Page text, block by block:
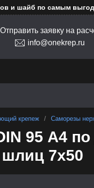
и шайб по самым
Отправить заявку на
info@onekrep.ru
крепеж / Саморезы
95 А4 по
7х50